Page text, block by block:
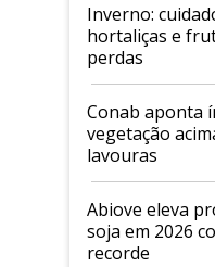
Inverno:
hortaliças e
perdas
Conab aponta
vegetação
lavouras
Abiove eleva
soja em 2026
recorde